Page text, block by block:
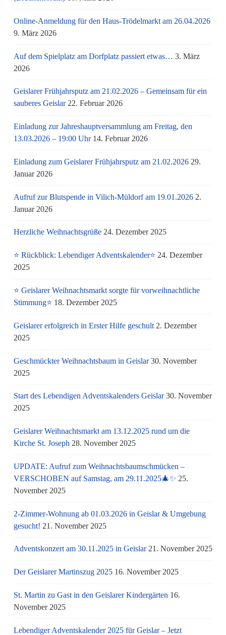
Online-Anmeldung für den Haus-Trödelmarkt am 26.04.2026
9. März 2026
Auf dem Spielplatz am Dorfplatz passiert etwas… 3. März
2026
Geislarer Frühjahrsputz am 21.02.2026 – Gemeinsam für ein
sauberes Geislar 22. Februar 2026
Einladung zur Jahreshauptversammlung am Freitag, den
13.03.2026 – 19:00 Uhr 14. Februar 2026
Einladung zum Geislarer Frühjahrsputz am 21.02.2026 29.
Januar 2026
Aufruf zur Blutspende in Vilich-Müldorf am 19.01.2026 2.
Januar 2026
Herzliche Weihnachtsgrüße 24. Dezember 2025
⭐ Rückblick: Lebendiger Adventskalender⭐ 24. Dezember
2025
⭐ Geislarer Weihnachtsmarkt sorgte für vorweihnachtliche
Stimmung⭐ 18. Dezember 2025
Geislarer erfolgreich in Erster Hilfe geschult 2. Dezember
2025
Geschmückter Weihnachtsbaum in Geislar 30. November
2025
Start des Lebendigen Adventskalenders Geislar 30. November
2025
Geislarer Weihnachtsmarkt am 13.12.2025 rund um die
Kirche St. Joseph 28. November 2025
UPDATE: Aufruf zum Weihnachtsbaumschmücken –
VERSCHOBEN auf Samstag, am 29.11.2025🎄✨ 25.
November 2025
2-Zimmer-Wohnung ab 01.03.2026 in Geislar & Umgebung
gesucht! 21. November 2025
Adventskonzert am 30.11.2025 in Geislar 21. November 2025
Der Geislarer Martinszug 2025 16. November 2025
St. Martin zu Gast in den Geislarer Kindergärten 16.
November 2025
Lebendiger Adventskalender 2025 für Geislar – Jetzt